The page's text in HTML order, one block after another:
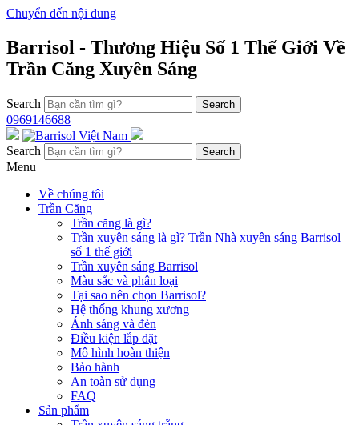
Chuyển đến nội dung
Barrisol - Thương Hiệu Số 1 Thế Giới Về
Trần Căng Xuyên Sáng
Search
0969146688
Search
Menu
Về chúng tôi
Trần Căng
Trần căng là gì?
Trần xuyên sáng là gì? Trần Nhà xuyên sáng Barrisol
số 1 thế giới
Trần xuyên sáng Barrisol
Màu sắc và phân loại
Tại sao nên chọn Barrisol?
Hệ thống khung xương
Ánh sáng và đèn
Điều kiện lắp đặt
Mô hình hoàn thiện
Bảo hành
An toàn sử dụng
FAQ
Sản phẩm